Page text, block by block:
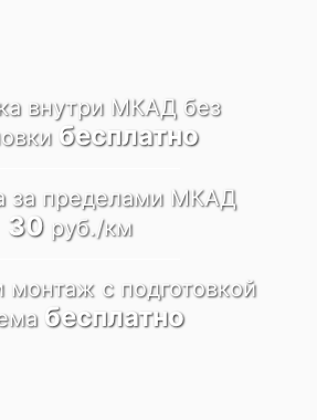
внутри МКАД без
бесплатно
за пределами МКАД
30руб./км
монтаж c подготовкой
бесплатно